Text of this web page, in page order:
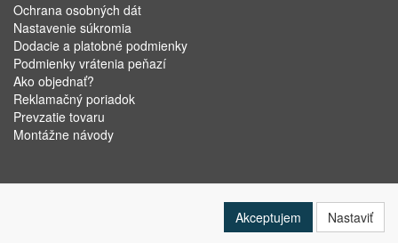
Ochrana osobných dát
Nastavenie súkromia
Dodacie a platobné podmienky
Podmienky vrátenia peňazí
Ako objednať?
Reklamačný poriadok
Prevzatie tovaru
Montážne návody
Akceptujem Nastaviť